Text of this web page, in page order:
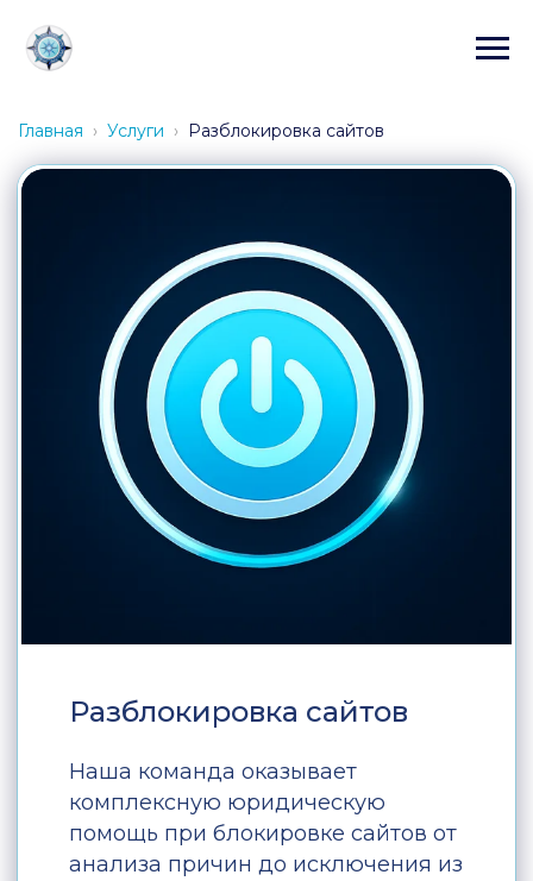
Главная Услуги Разблокировка сайтов
Разблокировка сайтов
Наша команда оказывает
комплексную юридическую
помощь при блокировке сайтов от
анализа причин до исключения из